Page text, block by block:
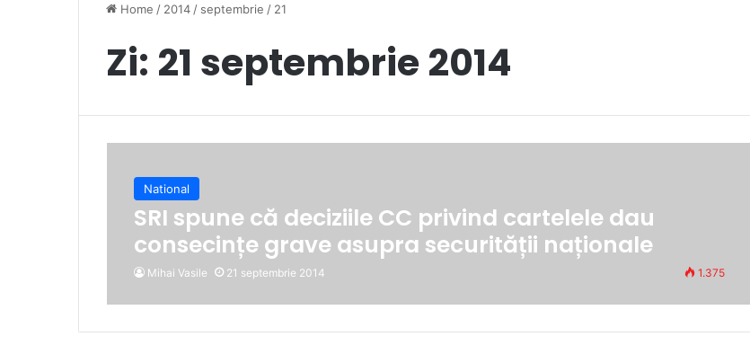
Home / 2014 / septembrie / 21
Zi: 21 septembrie 2014
National
SRI spune că deciziile CC privind cartelele dau
consecințe grave asupra securității naționale
Mihai Vasile 21 septembrie 2014 1.375